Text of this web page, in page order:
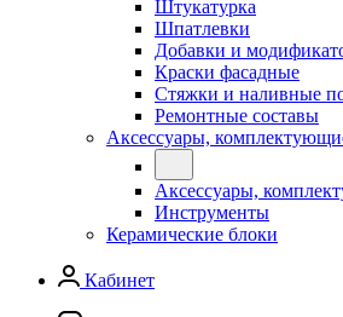
Штукатурка
Шпатлевки
Добавки и
Краски фасадные
Стяжки и наливные
Ремонтные составы
Аксессуары,
Аксессуары,
Инструменты
Керамические блоки
Кабинет